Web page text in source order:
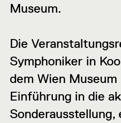
Museum.
Die
Symphoniker in
dem Wien
Einführung in die